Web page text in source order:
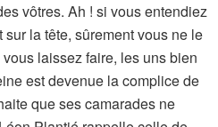
vôtres. Ah ! si vous entendiez
la tête, sûrement vous ne le
laissez faire, les uns bien
est devenue la complice de
que ses camarades ne